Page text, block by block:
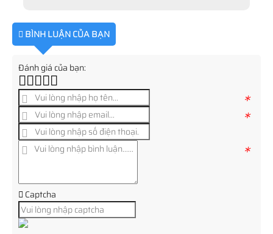
BÌNH LUẬN CỦA BẠN
Đánh giá của bạn:
*
*
*
Captcha